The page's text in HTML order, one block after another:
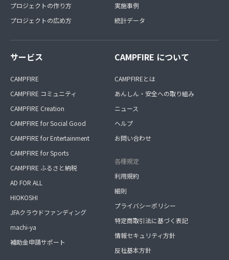
プロジェクトの作り方
プロジェクトの広め方
実施事例
統計データ
サービス
CAMPFIRE
CAMPFIRE コミュニティ
CAMPFIRE Creation
CAMPFIRE for Social Good
CAMPFIRE for Entertainment
CAMPFIRE for Sports
CAMPFIRE ふるさと納税
AD FOR ALL
HIOKOSHI
JFAクラウドファンディング
machi-ya
補助金申請サポート
CAMPFIRE について
CAMPFIREとは
あんしん・安全への取り組み
ニュース
ヘルプ
お問い合わせ
各種規定
利用規約
細則
プライバシーポリシー
特定商取引法に基づく表記
情報セキュリティ方針
反社基本方針